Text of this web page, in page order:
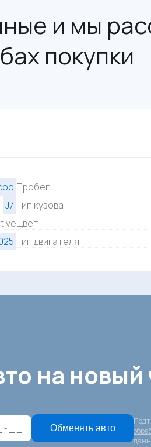
и мы
покупки
J7
Пробег
Тип кузова
Цвет
Тип двигателя
на новый
Обменять авто